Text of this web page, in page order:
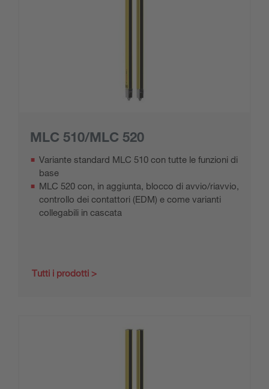
MLC 510/MLC 520
Variante standard MLC 510 con tutte le funzioni di
base
MLC 520 con, in aggiunta, blocco di avvio/riavvio,
controllo dei contattori (EDM) e come varianti
collegabili in cascata
Tutti i prodotti